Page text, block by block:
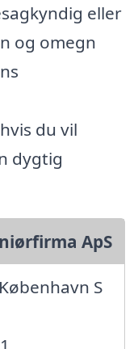
eller
og omegn
du vil
dygtig
ApS
S